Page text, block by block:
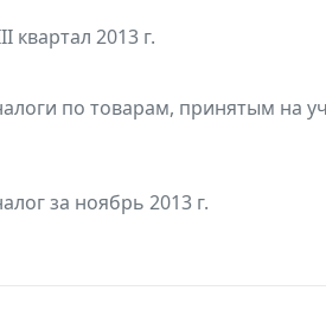
квартал 2013 г.
по товарам, принятым на
за ноябрь 2013 г.